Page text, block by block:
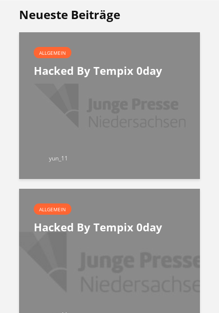
Neueste Beiträge
ALLGEMEIN
Hacked By Tempix 0day
yun_11
ALLGEMEIN
Hacked By Tempix 0day